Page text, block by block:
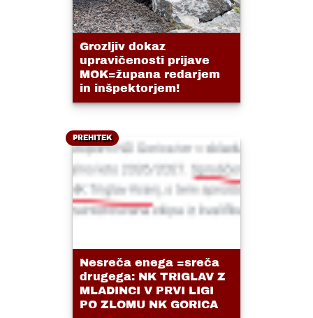
Grozljiv dokaz
upravičenosti prijave
MOK=župana redarjem
in inšpektorjem!
PREHITEK
Nesreča enega =sreča
drugega: NK TRIGLAV Z
MLADINCI V PRVI LIGI
PO ZLOMU NK GORICA